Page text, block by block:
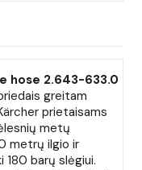
hose 2.643-633.0
greitam
prietaisams
metų
metrų ilgio ir
180 barų slėgiui.